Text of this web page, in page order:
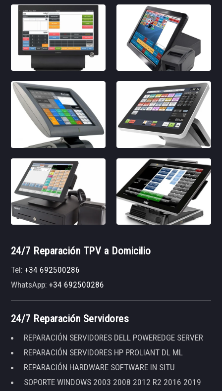
24/7 Reparación TPV a Domicilio
Tel:+34 692500286
WhatsApp:+34 692500286
24/7 Reparación Servidores
REPARACIÓN SERVIDORES DELL POWEREDGE SERVER
REPARACIÓN SERVIDORES HP PROLIANT DL ML
REPARACIÓN HARDWARE SOFTWARE IN SITU
SOPORTE WINDOWS 2003 2008 2012 R2 2016 2019